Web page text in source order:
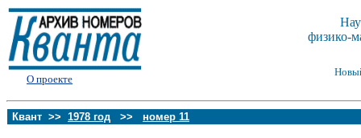
О проекте
физико-
Квант >> 1978 год >> номер 11